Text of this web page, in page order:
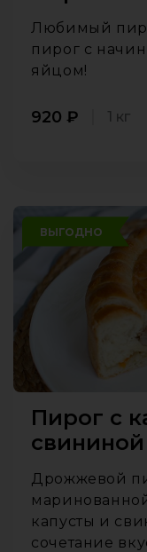
Любимый
пирог с
яйцом!
920 ₽ 1 кг
ВЫГОДНО
Пирог с
свининой
Дрожжевой
капусты и
сочетание